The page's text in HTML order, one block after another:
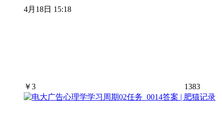
4月18日 15:18
￥3 1383